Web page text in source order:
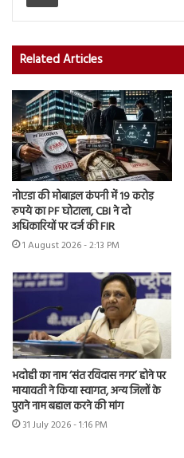
Related Articles
नोएडा की मोबाइल कंपनी में 19 करोड़
रुपये का PF घोटाला, CBI ने दो
अधिकारियों पर दर्ज की FIR
1 August 2026 - 2:13 PM
भदोही का नाम ‘संत रविदास नगर’ होने पर
मायावती ने किया स्वागत, अन्य जिलों के
पुराने नाम बहाल करने की मांग
31 July 2026 - 1:16 PM